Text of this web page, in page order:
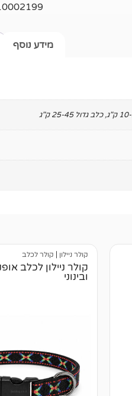
מידע נוסף
,כלב גדול 25-45 ק"ג
קולר ניילון קולר לכלב
קולר ניילון לכלב
ובינוני